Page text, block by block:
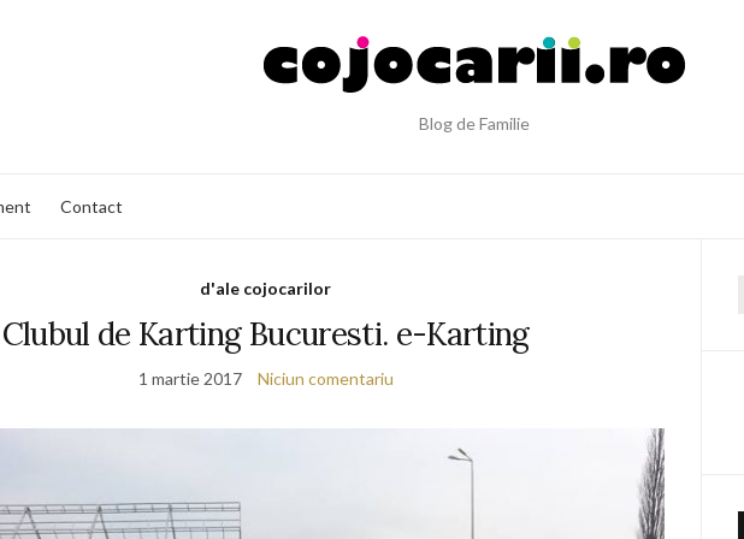
Blog de Familie
Contact
d'ale cojocarilor
Clubul de Karting Bucuresti. e-Karting
1 martie 2017 Niciun comentariu